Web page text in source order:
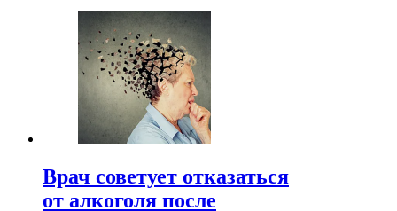
Врач советует отказаться
от алкоголя после